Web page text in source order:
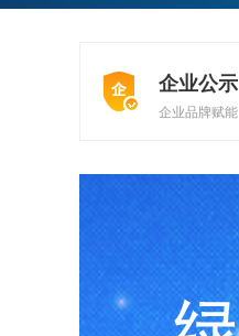
企业公示
企业品牌赋能